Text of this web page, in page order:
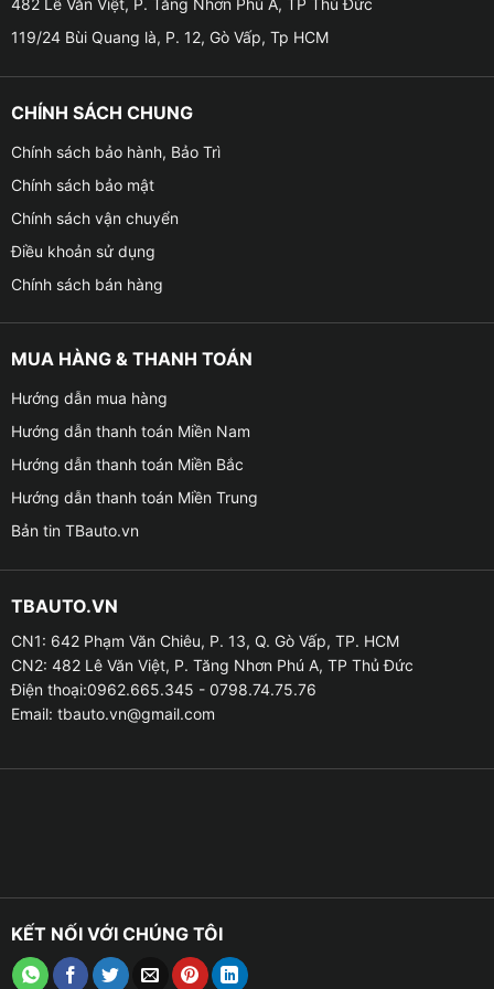
✤ Led nội thất ô tô cho xe VinFast VF3 được thiết kế
khá cứng cáp, thường được gắn vào viền nội thất ô tô
bằng keo dán 3M chuyên dụng cho nên vô cùng chắc
chắn và khó bị bong tróc.
✤ Tuổi thọ cao, tiết kiệm điện năng. Lắp đặt an toàn
thế nó sẽ không làm ảnh hưởng đến kết cấu của xe.
Địa chỉ lắp led nội thất ô tô cho xe VinFast
Ưu điểm của led nội thất ô tô cho xe VinFast VF3
đáo.
482 Lê Văn Việt, P. Tăng Nhơn Phú A, TP Thủ Đức
119/24 Bùi Quang là, P. 12, Gò Vấp, Tp HCM
CHÍNH SÁCH CHUNG
Chính sách bảo hành, Bảo Trì
Chính sách bảo mật
Chính sách vận chuyển
Điều khoản sử dụng
Chính sách bán hàng
MUA HÀNG & THANH TOÁN
Hướng dẫn mua hàng
Hướng dẫn thanh toán Miền Nam
Hướng dẫn thanh toán Miền Bắc
Hướng dẫn thanh toán Miền Trung
Bản tin TBauto.vn
TBAUTO.VN
CN1: 642 Phạm Văn Chiêu, P. 13, Q. Gò Vấp, TP. HCM
CN2: 482 Lê Văn Việt, P. Tăng Nhơn Phú A, TP Thủ Đức
Điện thoại:0962.665.345 - 0798.74.75.76
Email: tbauto.vn@gmail.com
KẾT NỐI VỚI CHÚNG TÔI